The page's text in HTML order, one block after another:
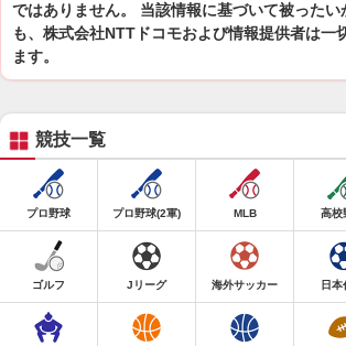
ではありません。 当該情報に基づいて被ったい
も、株式会社NTTドコモおよび情報提供者は一
ます。
競技一覧
プロ野球 プロ野球(2軍) MLB 高校
ゴルフ Jリーグ 海外サッカー 日本